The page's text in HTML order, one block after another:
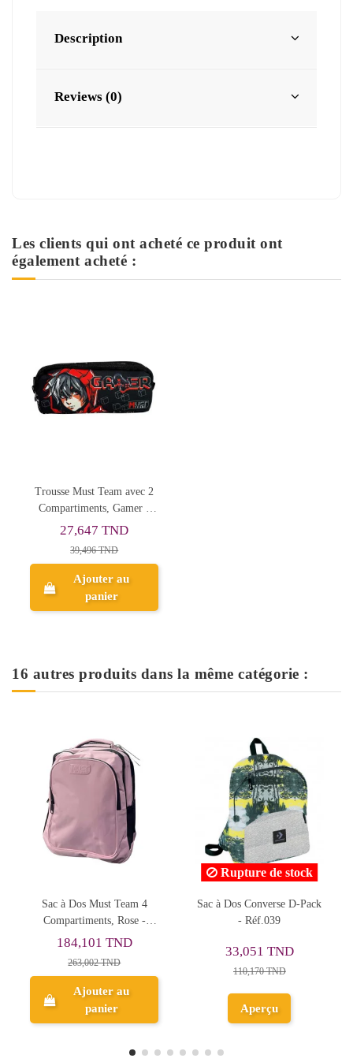
Description
Reviews (0)
Les clients qui ont acheté ce produit ont
également acheté :
Trousse Must Team avec 2
Compartiments, Gamer -
Réf.586243
27,647 TND
39,496 TND
Ajouter au
panier
16 autres produits dans la même catégorie :
Sac à Dos Converse D-Pack
- Réf.039
33,051 TND
Aperçu
Sac à Dos Trend Cool
School, Noir - Réf.B21071
Ajouter au
panier